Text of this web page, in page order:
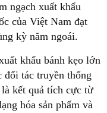
ngạch xuất khẩu
của Việt Nam đạt
kỳ năm ngoái.
khẩu bánh kẹo lớn
đối tác truyền thống
kết quả tích cực từ
hóa sản phẩm và